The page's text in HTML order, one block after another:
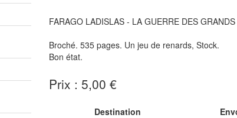
FARAGO LADISLAS - LA GUERRE DES
Broché. 535 pages. Un jeu de renards, Stock.
Bon état.
Prix : 5,00 €
Destination